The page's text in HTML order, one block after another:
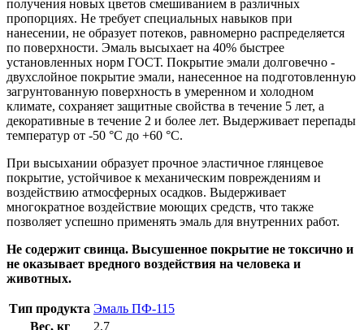
получения новых цветов смешиванием в различных
пропорциях. Не требует специальных навыков при
нанесении, не образует потеков, равномерно распределяется
по поверхности. Эмаль высыхает на 40% быстрее
установленных норм ГОСТ. Покрытие эмали долговечно -
двухслойное покрытие эмали, нанесенное на подготовленную
загрунтованную поверхность в умеренном и холодном
климате, сохраняет защитные свойства в течение 5 лет, а
декоративные в течение 2 и более лет. Выдерживает перепады
температур от -50 °C до +60 °C.
При высыхании образует прочное эластичное глянцевое
покрытие, устойчивое к механическим повреждениям и
воздействию атмосферных осадков. Выдерживает
многократное воздействие моющих средств, что также
позволяет успешно применять эмаль для внутренних работ.
Не содержит свинца. Высушенное покрытие не токсично и
не оказывает вредного воздействия на человека и
животных.
Тип продукта Эмаль ПФ-115
Вес, кг
2,7